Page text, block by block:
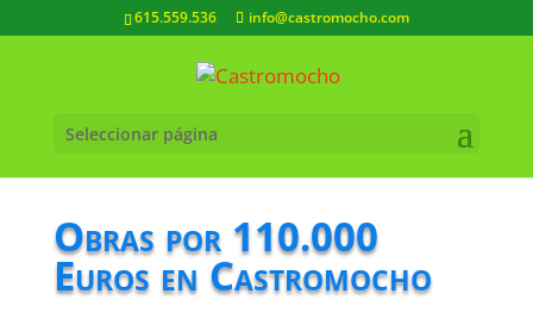
615.559.536 info@castromocho.com
Seleccionar página
Obras por 110.000
Euros en Castromocho